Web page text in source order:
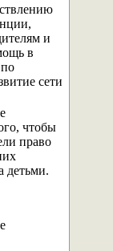
и
в
сети
чтобы
право
детьми.